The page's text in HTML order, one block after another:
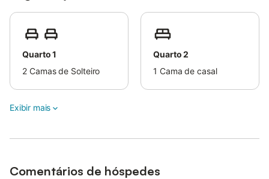
Quarto 1
2 Camas de Solteiro
Quarto 2
1 Cama de casal
Exibir mais
Comentários de hóspedes